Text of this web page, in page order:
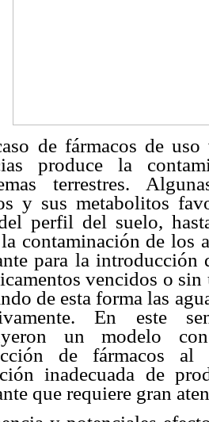
de fármacos de
produce la
terrestres.
y sus metabolitos
perfil del suelo,
contaminación de los
para la introducción
vencidos o
de esta forma las
En este
un modelo
de fármacos al
inadecuada de
que requiere gran